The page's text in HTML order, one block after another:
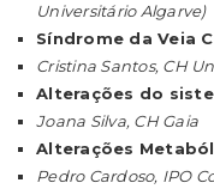
Universitário Algarve)
Síndrome da Veia
Cristina Santos, CH
Alterações do
Joana Silva, CH Gaia
Alterações
Pedro Cardoso, IPO